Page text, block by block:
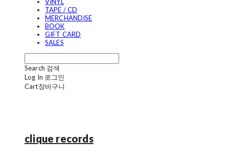
TAPE / CD
MERCHANDISE
BOOK
GIFT CARD
SALES
Search 검색
Log In 로그인
Cart장바구니
clique records